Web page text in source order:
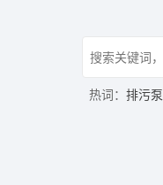
热词： 排污泵